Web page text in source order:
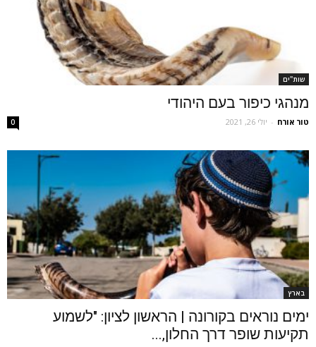
שות"ים
מנהגי כיפור בעם היהודי
טור אורח - יולי 26, 2021 0
בארץ
ימים נוראים בקורונה | הראשון לציון: "לשמוע
תקיעות שופר דרך החלון,...